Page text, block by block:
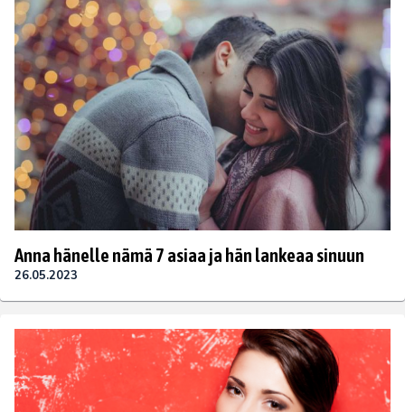
Anna hänelle nämä 7 asiaa ja hän lankeaa sinuun
26.05.2023